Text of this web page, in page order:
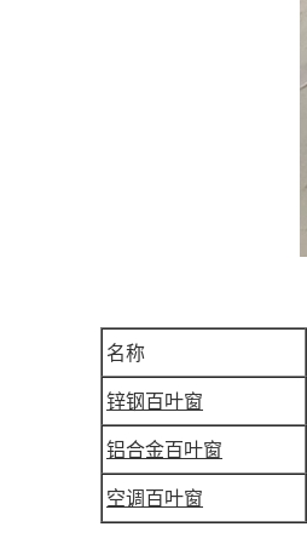
名称
锌钢百叶窗
铝合金百叶窗
空调百叶窗